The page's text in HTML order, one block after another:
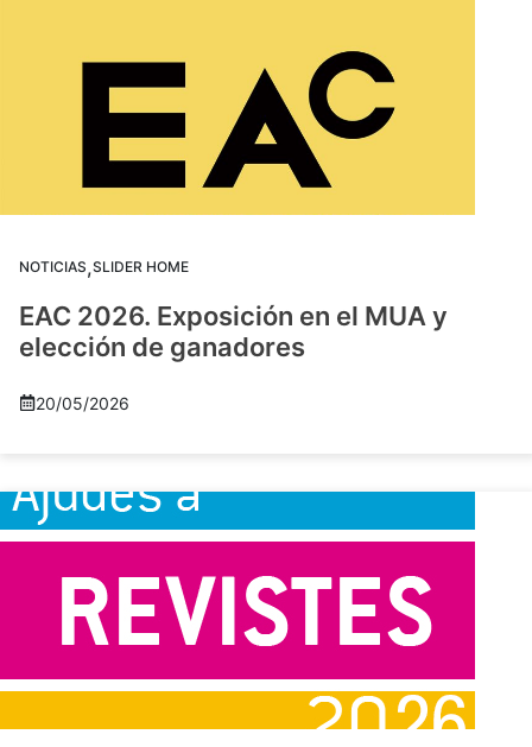
NOTICIAS,SLIDER HOME
EAC 2026. Exposición en el MUA y
elección de ganadores
20/05/2026